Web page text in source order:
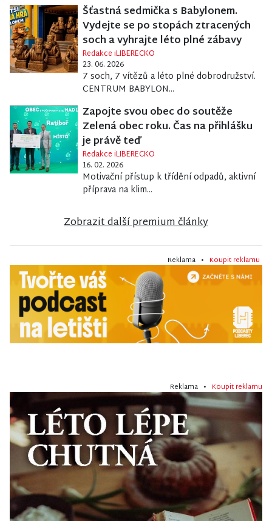
Šťastná sedmička s Babylonem.
Vydejte se po stopách ztracených
soch a vyhrajte léto plné zábavy
Redakce iLIBERECKO
23. 06. 2026
7 soch, 7 vítězů a léto plné dobrodružství.
CENTRUM BABYLON...
Zapojte svou obec do soutěže
Zelená obec roku. Čas na přihlášku
je právě teď
Redakce iLIBERECKO
16. 02. 2026
Motivační přístup k třídění odpadů, aktivní
příprava na klim...
Zobrazit další premium články
Reklama • Koupit reklamu
Reklama • Koupit reklamu